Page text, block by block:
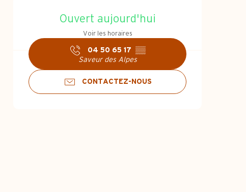
Ouverture et
Ouvert aujourd'hui
Voir les horaires
04 50 65 17 ▒▒
Saveur des Alpes
CONTACTEZ-NOUS